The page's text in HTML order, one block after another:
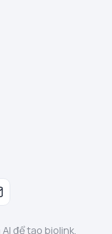
để tạo biolink,